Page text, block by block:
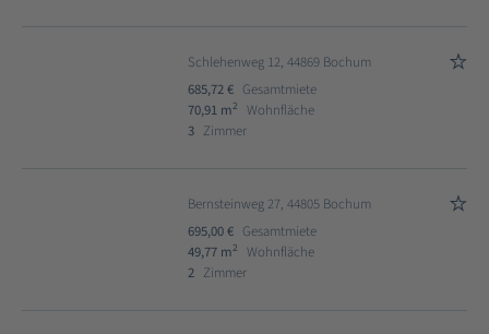
Schlehenweg 12, 44869 Bochum
685,72 € Gesamtmiete
70,91 m2
Wohnfläche
3 Zimmer
Bernsteinweg 27, 44805 Bochum
695,00 € Gesamtmiete
49,77 m2
Wohnfläche
2 Zimmer